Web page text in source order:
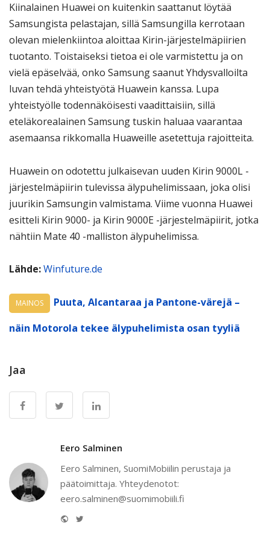
Kiinalainen Huawei on kuitenkin saattanut löytää
Samsungista pelastajan, sillä Samsungilla kerrotaan
olevan mielenkiintoa aloittaa Kirin-järjestelmäpiirien
tuotanto. Toistaiseksi tietoa ei ole varmistettu ja on
vielä epäselvää, onko Samsung saanut Yhdysvalloilta
luvan tehdä yhteistyötä Huawein kanssa. Lupa
yhteistyölle todennäköisesti vaadittaisiin, sillä
eteläkorealainen Samsung tuskin haluaa vaarantaa
asemaansa rikkomalla Huaweille asetettuja rajoitteita.
Huawein on odotettu julkaisevan uuden Kirin 9000L -
järjestelmäpiirin tulevissa älypuhelimissaan, joka olisi
juurikin Samsungin valmistama. Viime vuonna Huawei
esitteli Kirin 9000- ja Kirin 9000E -järjestelmäpiirit, jotka
nähtiin Mate 40 -malliston älypuhelimissa.
Lähde:Winfuture.de
MAINOS
Puuta, Alcantaraa ja Pantone-värejä –
näin Motorola tekee älypuhelimista osan tyyliä
Jaa
Eero Salminen
Eero Salminen, SuomiMobiilin perustaja ja
päätoimittaja. Yhteydenotot:
eero.salminen@suomimobiili.fi
Website